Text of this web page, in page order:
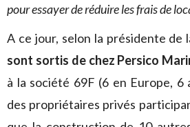
pour essayer de réduire les frais de
A ce jour, selon la présidente de
sont sortis de chez Persico
à la société 69F (6 en Europe, 6
des propriétaires privés